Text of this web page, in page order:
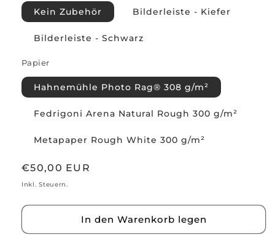
Kein Zubehör Bilderleiste - Kiefer
Bilderleiste - Schwarz
Papier
Hahnemühle Photo Rag® 308 g/m²
Fedrigoni Arena Natural Rough 300 g/m²
Metapaper Rough White 300 g/m²
Normaler
Preis
€50,00 EUR
Inkl. Steuern.
In den Warenkorb legen